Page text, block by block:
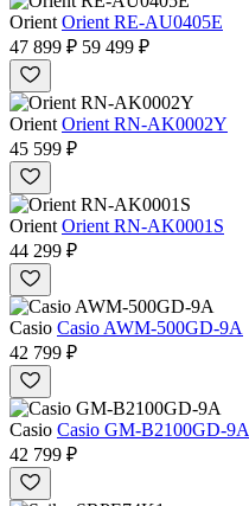
Orient Orient RE-AU0405E
47 899 ₽ 59 499 ₽
Orient Orient RN-AK0002Y
45 599 ₽
Orient Orient RN-AK0001S
44 299 ₽
Casio Casio AWM-500GD-9A
42 799 ₽
Casio Casio GM-B2100GD-9A
42 799 ₽